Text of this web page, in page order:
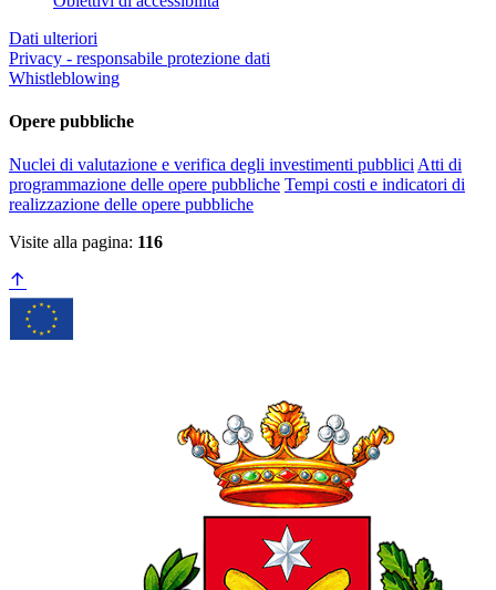
Dati ulteriori
Privacy - responsabile protezione dati
Whistleblowing
Opere pubbliche
Nuclei di valutazione e verifica degli investimenti pubblici Atti di
programmazione delle opere pubbliche Tempi costi e indicatori di
realizzazione delle opere pubbliche
Visite alla pagina: 116